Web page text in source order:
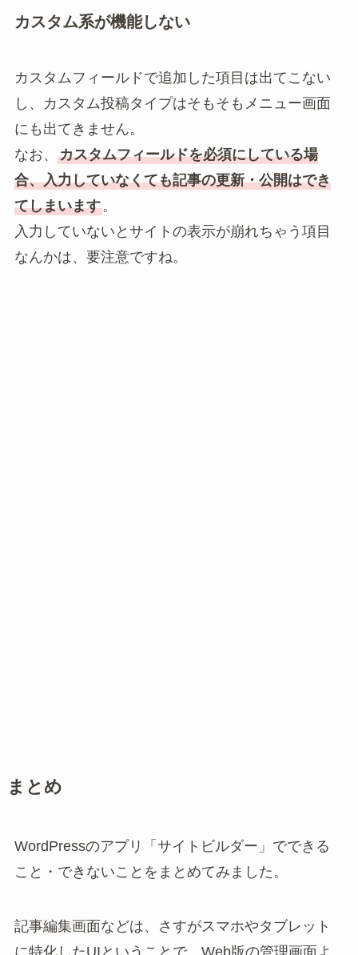
カスタム系が機能しない
カスタムフィールドで追加した項目は出てこない
し、カスタム投稿タイプはそもそもメニュー画面
にも出てきません。
なお、 カスタムフィールドを必須にしている場
合、入力していなくても記事の更新・公開はでき
てしまいます。
入力していないとサイトの表示が崩れちゃう項目
なんかは、要注意ですね。
まとめ
WordPressのアプリ「サイトビルダー」でできる
こと・できないことをまとめてみました。
記事編集画面などは、さすがスマホやタブレット
に特化したUIということで、Web版の管理画面よ